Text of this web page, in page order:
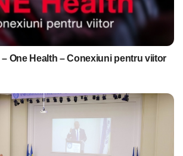
– One Health – Conexiuni pentru viitor